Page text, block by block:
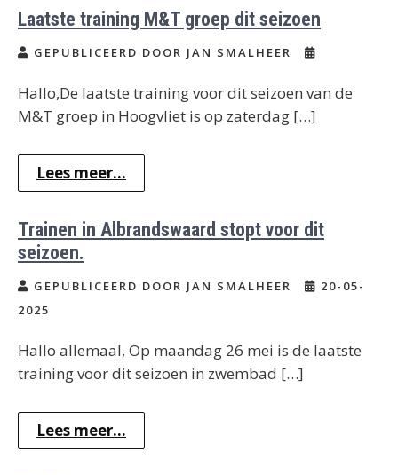
Laatste training M&T groep dit seizoen
GEPUBLICEERD DOOR JAN SMALHEER
Hallo,De laatste training voor dit seizoen van de
M&T groep in Hoogvliet is op zaterdag […]
Lees meer...
Trainen in Albrandswaard stopt voor dit
seizoen.
GEPUBLICEERD DOOR JAN SMALHEER
20-05-
2025
Hallo allemaal, Op maandag 26 mei is de laatste
training voor dit seizoen in zwembad […]
Lees meer...